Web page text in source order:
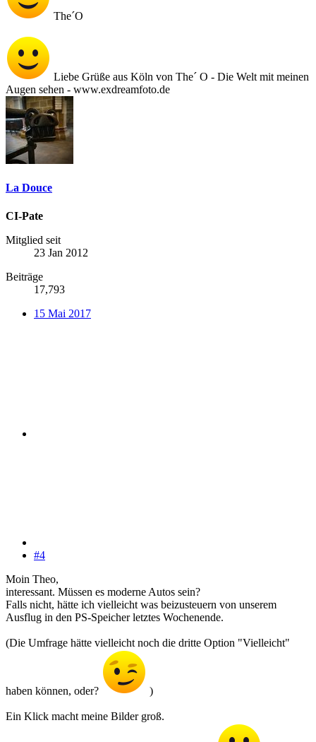
The´O
Liebe Grüße aus Köln von The´ O - Die Welt mit meinen
Augen sehen - www.exdreamfoto.de
La Douce
CI-Pate
Mitglied seit
23 Jan 2012
Beiträge
17,793
15 Mai 2017
#4
Moin Theo,
interessant. Müssen es moderne Autos sein?
Falls nicht, hätte ich vielleicht was beizusteuern von unserem
Ausflug in den PS-Speicher letztes Wochenende.
(Die Umfrage hätte vielleicht noch die dritte Option "Vielleicht"
haben können, oder? )
Ein Klick macht meine Bilder groß.